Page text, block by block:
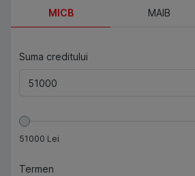
MICB MAIB
Suma creditului
51000 Lei
Termen